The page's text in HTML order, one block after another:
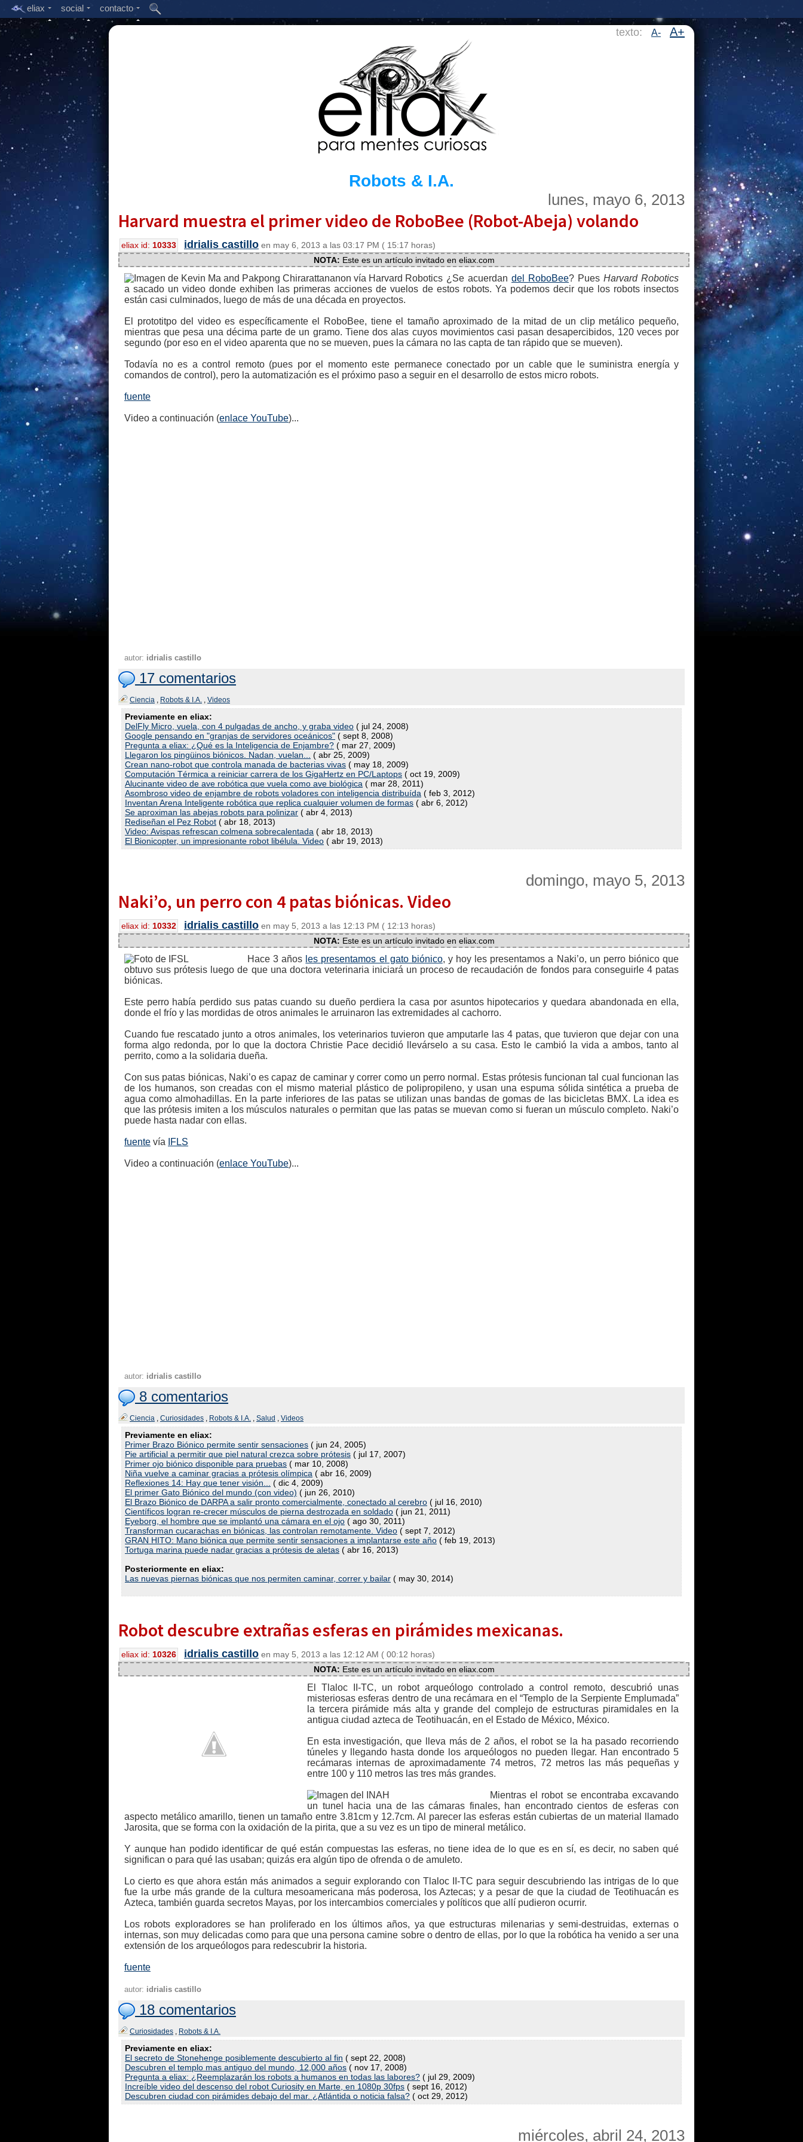
eliax social contacto
texto: A- A+
Robots & I.A.
lunes, mayo 6, 2013
Harvard muestra el primer video de RoboBee (Robot-Abeja) volando
eliax id: 10333 idrialis castillo en may 6, 2013 a las 03:17 PM ( 15:17 horas)
NOTA: Este es un artículo invitado en eliax.com
¿Se acuerdan del RoboBee? Pues Harvard Robotics
a sacado un video donde exhiben las primeras acciones de vuelos de estos robots. Ya podemos decir que los robots insectos
están casi culminados, luego de más de una década en proyectos.
El prototitpo del video es específicamente el RoboBee, tiene el tamaño aproximado de la mitad de un clip metálico pequeño,
mientras que pesa una décima parte de un gramo. Tiene dos alas cuyos movimientos casi pasan desapercibidos, 120 veces por
segundo (por eso en el video aparenta que no se mueven, pues la cámara no las capta de tan rápido que se mueven).
Todavía no es a control remoto (pues por el momento este permanece conectado por un cable que le suministra energía y
comandos de control), pero la automatización es el próximo paso a seguir en el desarrollo de estos micro robots.
fuente
Video a continuación (enlace YouTube)...
autor: idrialis castillo
17 comentarios
Ciencia , Robots & I.A. , Videos
Previamente en eliax:
DelFly Micro, vuela, con 4 pulgadas de ancho, y graba video ( jul 24, 2008)
Google pensando en "granjas de servidores oceánicos" ( sept 8, 2008)
Pregunta a eliax: ¿Qué es la Inteligencia de Enjambre? ( mar 27, 2009)
Llegaron los pingüinos biónicos. Nadan, vuelan...
( abr 25, 2009)
Crean nano-robot que controla manada de bacterias vivas ( may 18, 2009)
Computación Térmica a reiniciar carrera de los GigaHertz en PC/Laptops ( oct 19, 2009)
Alucinante video de ave robótica que vuela como ave biológica ( mar 28, 2011)
Asombroso video de enjambre de robots voladores con inteligencia distribuída ( feb 3, 2012)
Inventan Arena Inteligente robótica que replica cualquier volumen de formas ( abr 6, 2012)
Se aproximan las abejas robots para polinizar ( abr 4, 2013)
Rediseñan el Pez Robot ( abr 18, 2013)
Video: Avispas refrescan colmena sobrecalentada ( abr 18, 2013)
El Bionicopter, un impresionante robot libélula. Video ( abr 19, 2013)
domingo, mayo 5, 2013
Naki’o, un perro con 4 patas biónicas. Video
eliax id: 10332 idrialis castillo en may 5, 2013 a las 12:13 PM ( 12:13 horas)
NOTA: Este es un artículo invitado en eliax.com
Hace 3 años les presentamos el gato biónico, y hoy les presentamos a Naki’o, un perro biónico que
obtuvo sus prótesis luego de que una doctora veterinaria iniciará un proceso de recaudación de fondos para conseguirle 4 patas
biónicas.
Este perro había perdido sus patas cuando su dueño perdiera la casa por asuntos hipotecarios y quedara abandonada en ella,
donde el frío y las mordidas de otros animales le arruinaron las extremidades al cachorro.
Cuando fue rescatado junto a otros animales, los veterinarios tuvieron que amputarle las 4 patas, que tuvieron que dejar con una
forma algo redonda, por lo que la doctora Christie Pace decidió llevárselo a su casa. Esto le cambió la vida a ambos, tanto al
perrito, como a la solidaria dueña.
Con sus patas biónicas, Naki’o es capaz de caminar y correr como un perro normal. Estas prótesis funcionan tal cual funcionan las
de los humanos, son creadas con el mismo material plástico de polipropileno, y usan una espuma sólida sintética a prueba de
agua como almohadillas. En la parte inferiores de las patas se utilizan unas bandas de gomas de las bicicletas BMX. La idea es
que las prótesis imiten a los músculos naturales o permitan que las patas se muevan como si fueran un músculo completo. Naki’o
puede hasta nadar con ellas.
fuente vía IFLS
Video a continuación (enlace YouTube)...
autor: idrialis castillo
8 comentarios
Ciencia , Curiosidades , Robots & I.A. , Salud , Videos
Previamente en eliax:
Primer Brazo Biónico permite sentir sensaciones ( jun 24, 2005)
Pie artificial a permitir que piel natural crezca sobre prótesis ( jul 17, 2007)
Primer ojo biónico disponible para pruebas ( mar 10, 2008)
Niña vuelve a caminar gracias a prótesis olímpica ( abr 16, 2009)
Reflexiones 14: Hay que tener visión...
( dic 4, 2009)
El primer Gato Biónico del mundo (con video) ( jun 26, 2010)
El Brazo Biónico de DARPA a salir pronto comercialmente, conectado al cerebro ( jul 16, 2010)
Científicos logran re-crecer músculos de pierna destrozada en soldado ( jun 21, 2011)
Eyeborg, el hombre que se implantó una cámara en el ojo ( ago 30, 2011)
Transforman cucarachas en biónicas, las controlan remotamente. Video ( sept 7, 2012)
GRAN HITO: Mano biónica que permite sentir sensaciones a implantarse este año ( feb 19, 2013)
Tortuga marina puede nadar gracias a prótesis de aletas ( abr 16, 2013)
Posteriormente en eliax:
Las nuevas piernas biónicas que nos permiten caminar, correr y bailar ( may 30, 2014)
Robot descubre extrañas esferas en pirámides mexicanas.
eliax id: 10326 idrialis castillo en may 5, 2013 a las 12:12 AM ( 00:12 horas)
NOTA: Este es un artículo invitado en eliax.com
El Tlaloc II-TC, un robot arqueólogo controlado a control remoto, descubrió unas
misteriosas esferas dentro de una recámara en el “Templo de la Serpiente Emplumada”
la tercera pirámide más alta y grande del complejo de estructuras piramidales en la
antigua ciudad azteca de Teotihuacán, en el Estado de México, México.
En esta investigación, que lleva más de 2 años, el robot se la ha pasado recorriendo
túneles y llegando hasta donde los arqueólogos no pueden llegar. Han encontrado 5
recámaras internas de aproximadamente 74 metros, 72 metros las más pequeñas y
entre 100 y 110 metros las tres más grandes.
Mientras el robot se encontraba excavando
un tunel hacia una de las cámaras finales, han encontrado cientos de esferas con
aspecto metálico amarillo, tienen un tamaño entre 3.81cm y 12.7cm. Al parecer las esferas están cubiertas de un material llamado
Jarosita, que se forma con la oxidación de la pirita, que a su vez es un tipo de mineral metálico.
Y aunque han podido identificar de qué están compuestas las esferas, no tiene idea de lo que es en sí, es decir, no saben qué
significan o para qué las usaban; quizás era algún tipo de ofrenda o de amuleto.
Lo cierto es que ahora están más animados a seguir explorando con Tlaloc II-TC para seguir descubriendo las intrigas de lo que
fue la urbe más grande de la cultura mesoamericana más poderosa, los Aztecas; y a pesar de que la ciudad de Teotihuacán es
Azteca, también guarda secretos Mayas, por los intercambios comerciales y políticos que allí pudieron ocurrir.
Los robots exploradores se han proliferado en los últimos años, ya que estructuras milenarias y semi-destruidas, externas o
internas, son muy delicadas como para que una persona camine sobre o dentro de ellas, por lo que la robótica ha venido a ser una
extensión de los arqueólogos para redescubrir la historia.
fuente
autor: idrialis castillo
18 comentarios
Curiosidades , Robots & I.A.
Previamente en eliax:
El secreto de Stonehenge posiblemente descubierto al fin ( sept 22, 2008)
Descubren el templo mas antiguo del mundo, 12,000 años ( nov 17, 2008)
Pregunta a eliax: ¿Reemplazarán los robots a humanos en todas las labores? ( jul 29, 2009)
Increíble video del descenso del robot Curiosity en Marte, en 1080p 30fps ( sept 16, 2012)
Descubren ciudad con pirámides debajo del mar. ¿Atlántida o noticia falsa? ( oct 29, 2012)
miércoles, abril 24, 2013